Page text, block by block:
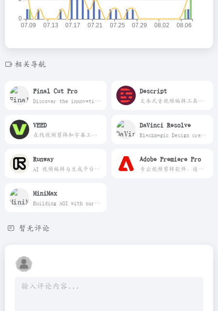
相关导航
Final Cut Pro
Discover the innovative world of Apple and shop everything iPhone, iPad, Apple Watch, Mac, and Apple TV, plus explore accessories, entertainment, and expert device support.
Descript
文本式音视频编辑工具，适合播客、访谈和短视频。
VEED
在线视频剪辑和字幕工具，适合轻量内容制作。
DaVinci Resolve
Blackmagic Design creates the world’s highest quality products for the feature film, post and broadcast industries including URSA cameras, DaVinci Resolve and ATEM switchers.
Runway
AI 视频编辑与生成平台，适合创意视觉制作。
Adobe Premiere Pro
专业视频剪辑软件，适合中重度视频制作。
MiniMax
Building AGI with our mission Intelligence with Everyone. Global leader in multi-modal models and AI-native products with over 200 million users.
暂无评论